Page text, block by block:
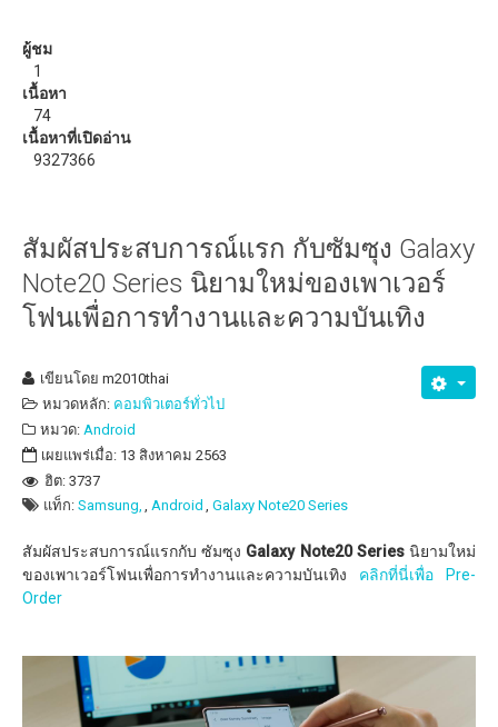
ดาวน์โหลด
eBooks หรือหนังสือน่าอ่าน
ผู้ชม
1
เนื้อหา
74
เนื้อหาที่เปิดอ่าน
9327366
สัมผัสประสบการณ์แรก กับซัมซุง Galaxy
Note20 Series นิยามใหม่ของเพาเวอร์
โฟนเพื่อการทำงานและความบันเทิง
เขียนโดยm2010thai
หมวดหลัก: คอมพิวเตอร์ทั่วไป
หมวด: Android
เผยแพร่เมื่อ: 13 สิงหาคม 2563
ฮิต: 3737
แท็ก: Samsung, Android Galaxy Note20 Series
สัมผัสประสบการณ์แรกกับ ซัมซุง Galaxy Note20 Seriesนิยามใหม่
ของเพาเวอร์โฟนเพื่อการทำงานและความบันเทิง คลิกที่นี่เพื่อ Pre-
Order